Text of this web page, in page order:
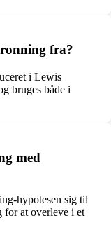
fra?
i Lewis
bruges både i
med
hypotesen sig til
for at overleve i et